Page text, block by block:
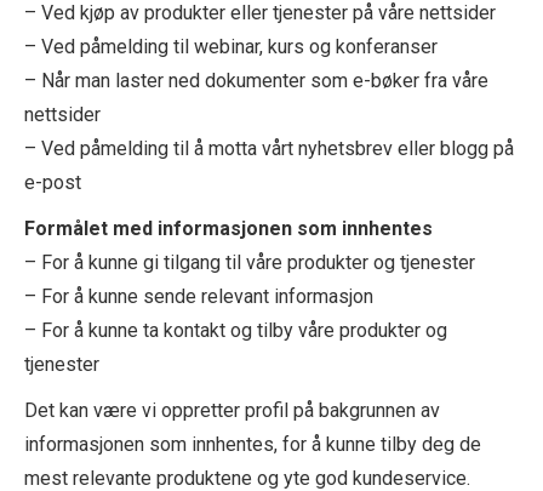
– Ved kjøp av produkter eller tjenester på våre nettsider
– Ved påmelding til webinar, kurs og konferanser
– Når man laster ned dokumenter som e-bøker fra våre
nettsider
– Ved påmelding til å motta vårt nyhetsbrev eller blogg på
e-post
Formålet med informasjonen som innhentes
– For å kunne gi tilgang til våre produkter og tjenester
– For å kunne sende relevant informasjon
– For å kunne ta kontakt og tilby våre produkter og
tjenester
Det kan være vi oppretter profil på bakgrunnen av
informasjonen som innhentes, for å kunne tilby deg de
mest relevante produktene og yte god kundeservice.